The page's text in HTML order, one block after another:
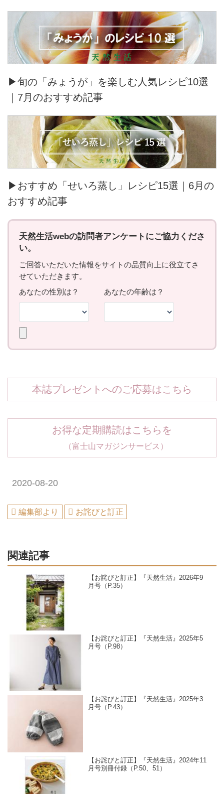
▶旬の「みょうが」を楽しむ人気レシピ10選
｜7月のおすすめ記事
▶おすすめ「せいろ蒸し」レシピ15選｜6月の
おすすめ記事
本誌プレゼントへのご応募はこちら
お得な定期購読はこちらを
（富士山マガジンサービス）
2020-08-20
編集部より お詫びと訂正
関連記事
【お詫びと訂正】『天然生活』2026年9
月号（P.35）
【お詫びと訂正】『天然生活』2025年5
月号（P.98）
【お詫びと訂正】『天然生活』2025年3
月号（P.43）
【お詫びと訂正】『天然生活』2024年11
月号別冊付録（P.50、51）